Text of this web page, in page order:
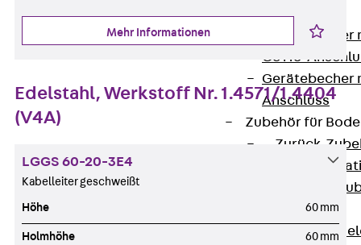
Anschluss
Gerätebecher
GST18-
Gerätebecher
Anschluss
Zubehör für
Zurück
Optionales
Ersatzteile
Mehr Informationen
Edelstahl, Werkstoff Nr. 1.4571/1.4404
(V4A)
LGGS 60-20-3E4
Kabelleiter geschweißt
Höhe 60 mm
Holmhöhe 60 mm